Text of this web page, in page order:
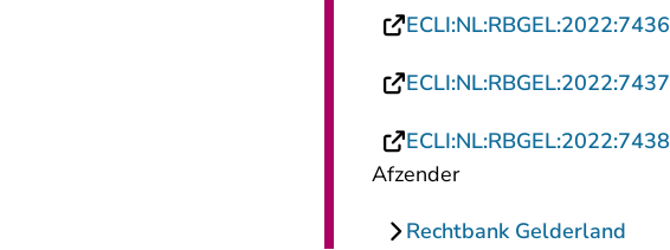
ECLI:NL:RBGEL:2022:7436
ECLI:NL:RBGEL:2022:7437
ECLI:NL:RBGEL:2022:7438
Afzender
Rechtbank Gelderland